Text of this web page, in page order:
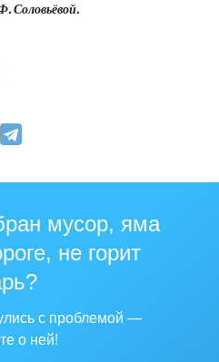
Соловьёвой.
мусор, яма
не горит
с проблемой —
о ней!